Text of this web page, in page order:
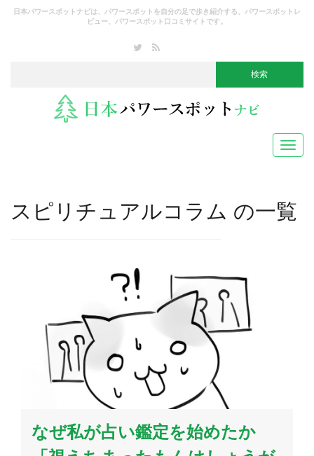
日本パワースポットナビは、パワースポットを自分の足で歩き紹介する、パワースポットレ
ビュー、パワースポット口コミサイトです。
スピリチュアルコラム の一覧
なぜ私が占い鑑定を始めたか